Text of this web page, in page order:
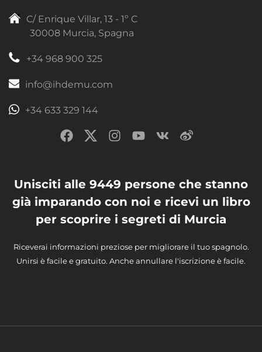
C/ Enrique Villar, 13 - 1º C
30008 Murcia, Spagna
+34 968 900 325
info@ihdemu.com
+34 633 329 144
Unisciti alle 9449 persone che stanno
già imparando con noi e ricevi un libro
per scoprire i segreti di Murcia
Riceverai informazioni preziose per migliorare il tuo spagnolo.
Unirsi è facile e gratuito. Anche annullare l'iscrizione è facile.